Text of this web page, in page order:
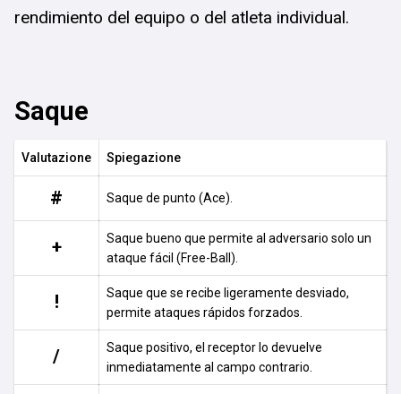
rendimiento del equipo o del atleta individual.
Saque
Valutazione Spiegazione
# Saque de punto (Ace).
+
Saque bueno que permite al adversario solo un
ataque fácil (Free-Ball).
!
Saque que se recibe ligeramente desviado,
permite ataques rápidos forzados.
/
Saque positivo, el receptor lo devuelve
inmediatamente al campo contrario.